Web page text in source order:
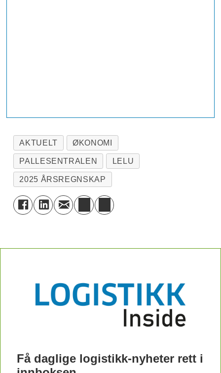
AKTUELT ØKONOMI
PALLESENTRALEN LELU
2025 ÅRSREGNSKAP
Få daglige logistikk-nyheter rett i